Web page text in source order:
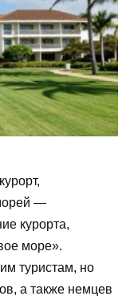
—
курорта,
море».
туристам, но
а также немцев